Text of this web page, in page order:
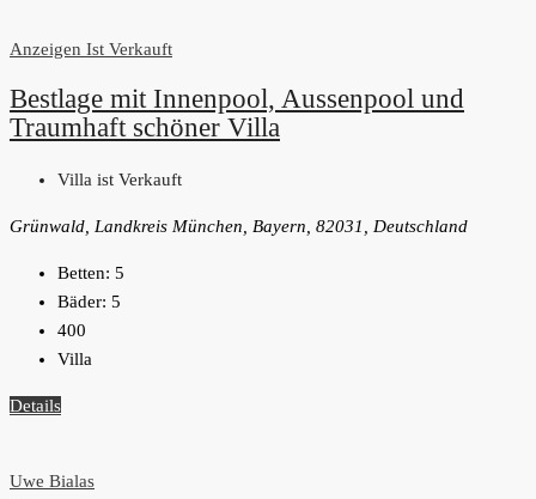
Anzeigen Ist Verkauft
Bestlage mit Innenpool, Aussenpool und
Traumhaft schöner Villa
Villa ist Verkauft
Grünwald, Landkreis München, Bayern, 82031, Deutschland
Betten: 5
Bäder: 5
400
Villa
Details
Uwe Bialas